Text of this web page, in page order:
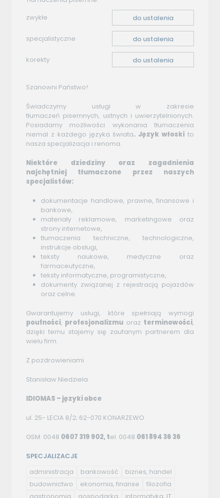
zwykłe
do ustalenia
specjalistyczne do ustalenia
korekty do ustalenia
Szanowni Państwo!
Świadczymy usługi w zakresie
tłumaczeń pisemnych, ustnych i uwierzytelnionych.
Posiadamy możliwości wykonania tłumaczenia
niemal z każdego języka świata. Język włoskito
nasza specjalizacja i renoma.
Niektóre dziedziny oraz zagadnienia
najchętniej tłumaczone przez naszych
specjalistów:
dokumentacje handlowe, prawne, finansowe i
bankowe,
materiały reklamowe, marketingowe oraz
strony internetowe,
tłumaczenia techniczne, technologiczne,
instrukcje obsługi,
teksty naukowe, medyczne oraz
farmaceutyczne,
teksty informatyczne, programistyczne,
dokumenty związanej z rejestracją pojazdów
oraz celne.
Gwarantujemy usługi, które spełniają wymogi
poufności, profesjonalizmu oraz terminowości,
dzięki temu stajemy się zaufanym partnerem dla
wielu firm.
Z pozdrowieniami
Stanisław Niedziela
IDIOMAS – języki obce
ul. 25- LECIA 8/2; 62-070 KONARZEWO
GSM: 0048 0607 319 902, tel. 0048 061 894 36 36
SPECJALIZACJE
administracja
bankowość
biznes, handel
budownictwo
ekonomia, finanse
filozofia